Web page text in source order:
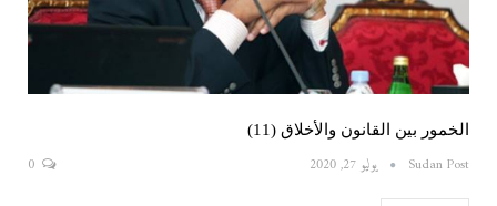
الخمور بين القانون والأخلاق (11)
Sudan Post يوليو 27, 2020